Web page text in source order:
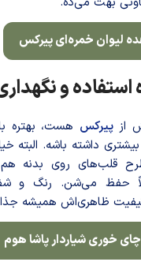
لیوان خمره‌ای پیرکس
و
ازپیرکس هست، بهتره
داشته باشه. البته
قلب‌های روی بدنه
حفظ می‌شن. رنگ و
ظاهری‌اش همیشه
خوری شیاردار پاشا هوم